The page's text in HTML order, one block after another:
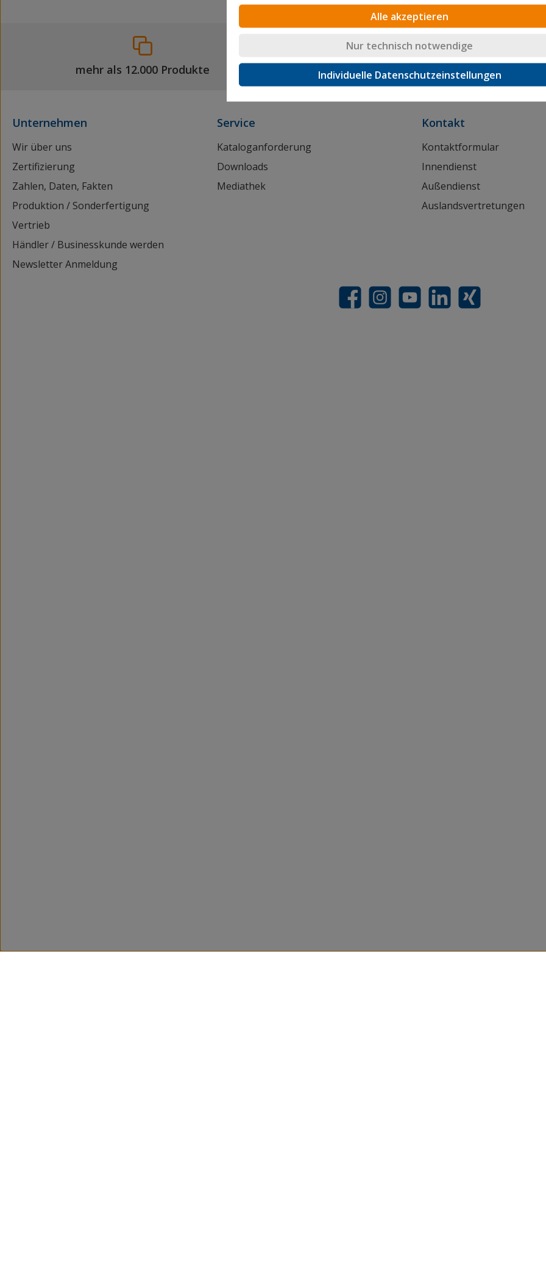
mehr als 12.000 Produkte Lieferung innerhalb von 24h
Unternehmen
Wir über uns
Zertifizierung
Zahlen, Daten, Fakten
Produktion / Sonderfertigung
Vertrieb
Händler / Businesskunde werden
Newsletter Anmeldung
Service
Kataloganforderung
Downloads
Mediathek
Kontakt
Kontaktformular
Innendienst
Außendienst
Auslandsvertretungen
FacebookInstagramYouTubeLinkedInXing
Alle akzeptieren
Nur technisch notwendige
Individuelle Datenschutzeinstellungen